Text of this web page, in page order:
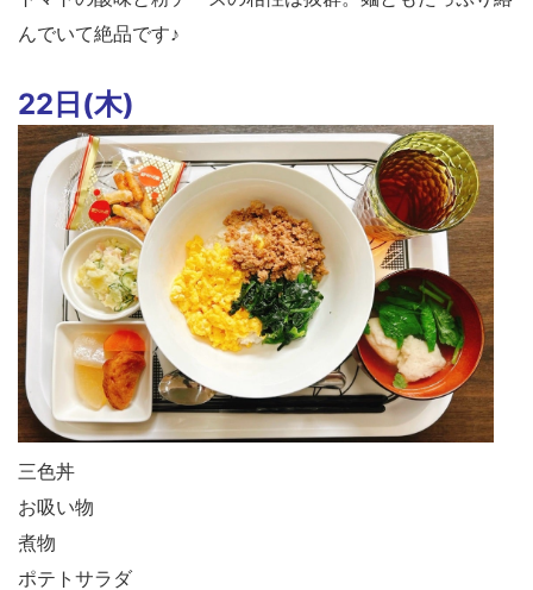
んでいて絶品です♪
22日(木)
三色丼
お吸い物
煮物
ポテトサラダ